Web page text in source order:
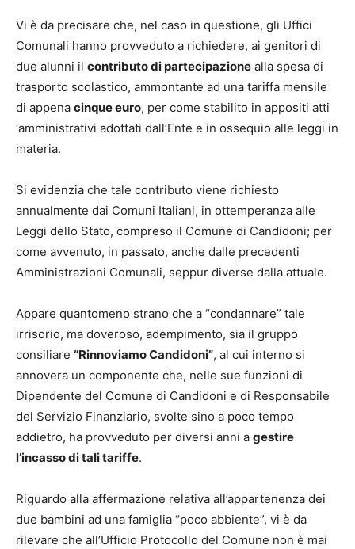
Vi è da precisare che, nel caso in questione, gli Uffici
Comunali hanno provveduto a richiedere, ai genitori di
due alunni il contributo di partecipazione alla spesa di
trasporto scolastico, ammontante ad una tariffa mensile
di appena cinque euro, per come stabilito in appositi atti
‘amministrativi adottati dall’Ente e in ossequio alle leggi in
materia.
Si evidenzia che tale contributo viene richiesto
annualmente dai Comuni Italiani, in ottemperanza alle
Leggi dello Stato, compreso il Comune di Candidoni; per
come avvenuto, in passato, anche dalle precedenti
Amministrazioni Comunali, seppur diverse dalla attuale.
Appare quantomeno strano che a “condannare” tale
irrisorio, ma doveroso, adempimento, sia il gruppo
consiliare “Rinnoviamo Candidoni”, al cui interno si
annovera un componente che, nelle sue funzioni di
Dipendente del Comune di Candidoni e di Responsabile
del Servizio Finanziario, svolte sino a poco tempo
addietro, ha provveduto per diversi anni a gestire
l’incasso di tali tariffe.
Riguardo alla affermazione relativa all’appartenenza dei
due bambini ad una famiglia “poco abbiente”, vi è da
rilevare che all’Ufficio Protocollo del Comune non è mai